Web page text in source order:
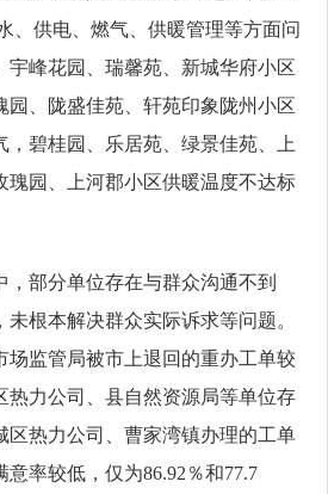
、供电、燃气、供暖管理等方面问
宇峰花园、瑞馨苑、新城华府小区
园、陇盛佳苑、轩苑印象陇州小区
，碧桂园、乐居苑、绿景佳苑、上
瑰园、上河郡小区供暖温度不达标
，部分单位存在与群众沟通不到
根本解决群众实际诉求等问题。
场监管局被市上退回的重办工单较
热力公司、县自然资源局等单位存
区热力公司、曹家湾镇办理的工单
率较低，仅为86.92％和77.7